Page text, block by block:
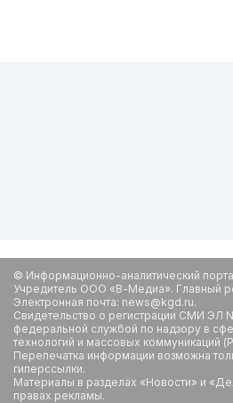
© Информационно-аналитический
Учредитель ООО «В-Медиа». Главный
Электронная почта: news@kgd.ru.
Свидетельство о регистрации СМИ ЭЛ
федеральной службой по надзору в
технологий и массовых коммуникаций
Перепечатка информации возможна
гиперссылки.
Материалы в разделах «Новости» и
правах рекламы.